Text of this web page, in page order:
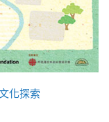
化探索